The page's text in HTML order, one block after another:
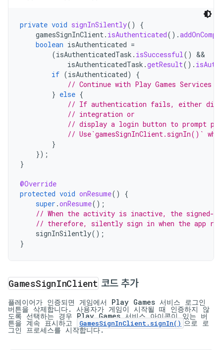
private void signInSilently()
{
gamesSignInClient. isAuthenticated().
boolean isAuthenticated =
(isAuthenticatedTask . isSuccessful() &&
isAuthenticatedTask .getResult().
if (isAuthenticated)
{
// Continue with Play Games Services
} else {
// If authentication fails, either
// integration or
// display a login button to prompt
// Use`gamesSignInClient.signIn()`
}
});
}
@Override
protected void onResume()
{
super .onResume();
// When the activity is inactive, the signed-
// therefore, silently sign in when the app
signInSilently();
}
GamesSignInClient 코드 추가
플레이어가 인증되면 게임에서 Play Games 서비스 로그인
버튼을 삭제합니다. 사용자가 게임이 시작될 때 인증하지 않
도록 선택하는 경우 Play Games 서비스 아이콘이 있는 버
튼을 계속 표시하고 GamesSignInClient.signIn() 으로 로
그인 프로세스를 시작합니다.